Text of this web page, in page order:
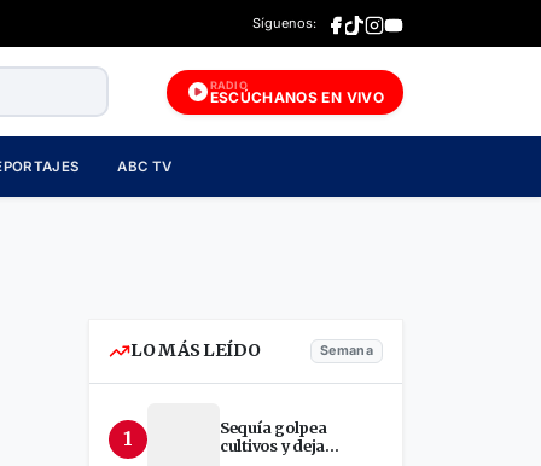
Síguenos:
RADIO
ESCÚCHANOS EN VIVO
ABC TV
LO MÁS LEÍDO Semana
1
Sequía golpea
cultivos y deja